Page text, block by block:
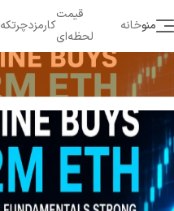
چرتکهکارمزد
قیمت
لحظه‌ای
خانهمنو